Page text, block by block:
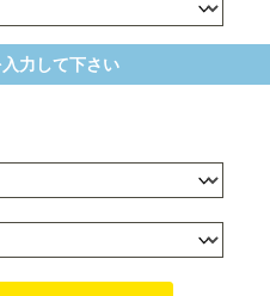
力して下さい